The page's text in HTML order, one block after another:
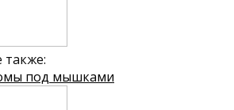
также:
под мышками